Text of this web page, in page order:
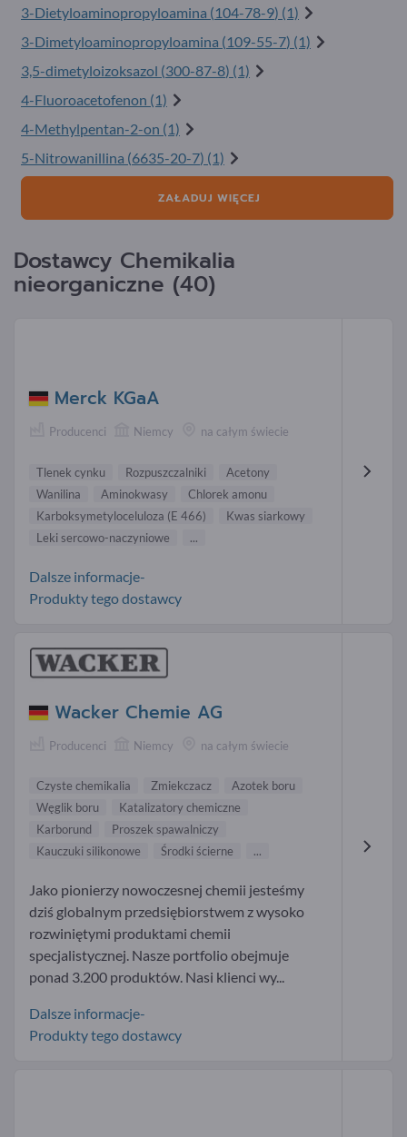
3-Dietyloaminopropyloamina (104-78-9) (1)
3-Dimetyloaminopropyloamina (109-55-7) (1)
3,5-dimetyloizoksazol (300-87-8) (1)
4-Fluoroacetofenon (1)
4-Methylpentan-2-on (1)
5-Nitrowanillina (6635-20-7) (1)
ZAŁADUJ WIĘCEJ
Dostawcy Chemikalia
nieorganiczne (40)
Merck KGaA
Producenci Niemcy na całym świecie
Tlenek cynku Rozpuszczalniki
Acetony
Wanilina
Aminokwasy
Chlorek amonu
Karboksymetyloceluloza (E 466)
Kwas siarkowy
Leki sercowo-naczyniowe
...
Dalsze informacje-
Produkty tego dostawcy
Wacker Chemie AG
Producenci Niemcy na całym świecie
Czyste chemikalia Zmiekczacz
Azotek boru
Węglik boru
Katalizatory chemiczne
Karborund
Proszek spawalniczy
Kauczuki silikonowe
Środki ścierne ...
Jako pionierzy nowoczesnej chemii jesteśmy
dziś globalnym przedsiębiorstwem z wysoko
rozwiniętymi produktami chemii
specjalistycznej. Nasze portfolio obejmuje
ponad 3.200 produktów. Nasi klienci wy...
Dalsze informacje-
Produkty tego dostawcy